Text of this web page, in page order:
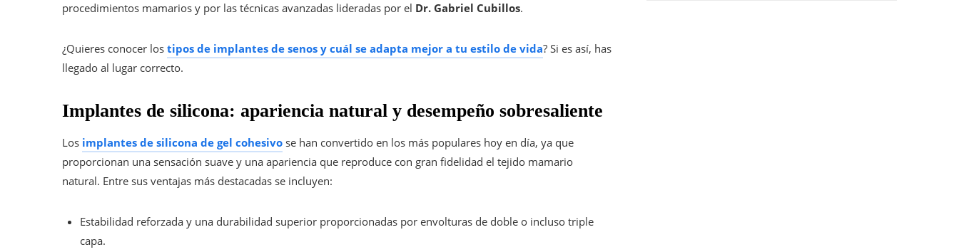
procedimientos mamarios y por las técnicas avanzadas lideradas por el Dr. Gabriel Cubillos.
¿Quieres conocer los tipos de implantes de senos y cuál se adapta mejor a tu estilo de vida? Si es así, has
llegado al lugar correcto.
Implantes de silicona: apariencia natural y desempeño sobresaliente
Los implantes de silicona de gel cohesivo se han convertido en los más populares hoy en día, ya que
proporcionan una sensación suave y una apariencia que reproduce con gran fidelidad el tejido mamario
natural. Entre sus ventajas más destacadas se incluyen:
Estabilidad reforzada y una durabilidad superior proporcionadas por envolturas de doble o incluso triple
capa.